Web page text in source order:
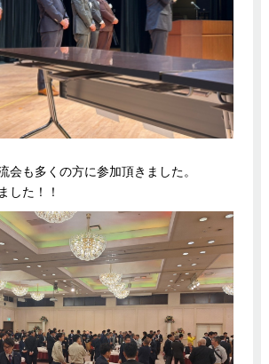
会も多くの方に参加頂きました。
した！！